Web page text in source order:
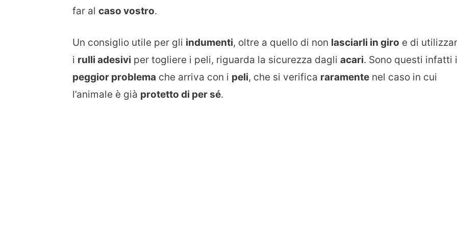
far al caso vostro.
Un consiglio utile per gli indumenti, oltre a quello di non lasciarli in giro e di
i rulli adesivi per togliere i peli, riguarda la sicurezza dagli acari. Sono questi infatti
peggior problema che arriva con i peli, che si verifica raramente nel caso in cui
l’animale è già protetto di per sé.